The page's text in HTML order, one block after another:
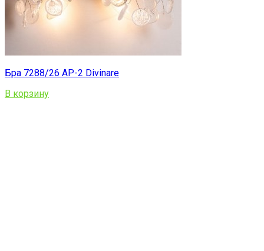
Бра 7288/26 AP-2 Divinare
В корзину